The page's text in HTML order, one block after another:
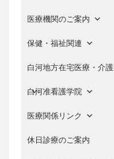
医療機関のご案内
保健・福祉関連
白河地方在宅医療・介
白河准看護学院
医療関係リンク
休日診療のご案内